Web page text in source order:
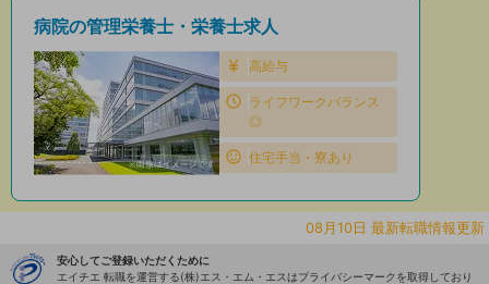
病院の管理栄養士・栄養士求人
高給与
ライフワークバランス
◎
住宅手当・寮あり
08月10日 最新転職情報更新
安心してご登録いただくために
エイチエ 転職を運営する(株)エス・エム・エスはプライバシーマークを取得しており